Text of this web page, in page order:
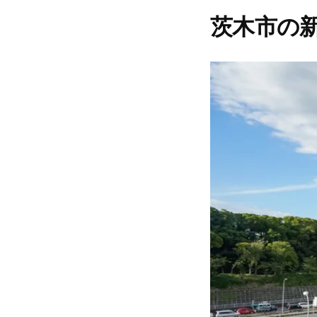
茨木市の